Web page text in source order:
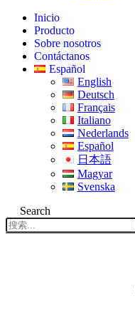
Inicio
Producto
Sobre nosotros
Contáctanos
Español
English
Deutsch
Français
Italiano
Nederlands
Español
日本語
Magyar
Svenska
Search